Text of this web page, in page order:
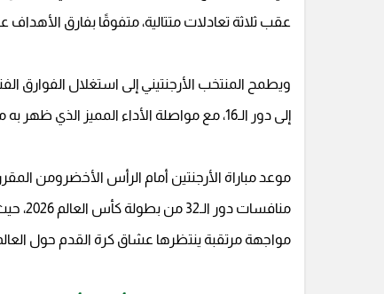
عقب ثلاثة تعادلات متتالية، متفوقًا بفارق
ويطمح المنتخب الأرجنتيني إلى استغلال الفوارق
إلى دور الـ16، مع مواصلة الأداء المميز الذي ظهر به منذ انطلاق البطولة.
موعد مباراة الأرجنتين أمام الرأس الأخضرومن
مواجهة مرتقبة ينتظرها عشاق كرة القدم حول